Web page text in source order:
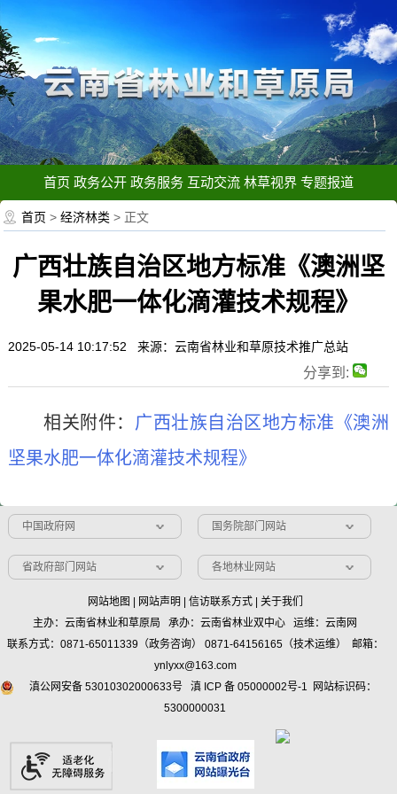
首页 政务公开 政务服务 互动交流 林草视界 专题报道
首页 >经济林类 > 正文
广西壮族自治区地方标准《澳洲坚
果水肥一体化滴灌技术规程》
2025-05-14 10:17:52 来源：云南省林业和草原技术推广总站
分享到:
相关附件： 广西壮族自治区地方标准《澳洲
坚果水肥一体化滴灌技术规程》
中国政府网 国务院部门网站
省政府部门网站 各地林业网站
网站地图 网站声明 信访联系方式| 关于我们
主办：云南省林业和草原局 承办：云南省林业双中心 运维：云南网
联系方式：0871-65011339（政务咨询） 0871-64156165（技术运维） 邮箱：
ynlyxx@163.com
滇公网安备 53010302000633号
滇 ICP 备 05000002号-1 网站标识码：
5300000031